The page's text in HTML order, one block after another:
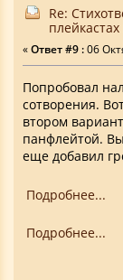
Re:
«Ответ #9 :06
Попробовал
сотворения.
втором
панфлейтой.
еще добавил
Подробнее...
Подробнее...